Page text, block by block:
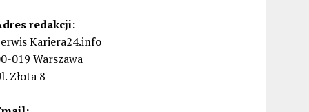
redakcji:
Kariera24.info
019 Warszawa
Złota 8